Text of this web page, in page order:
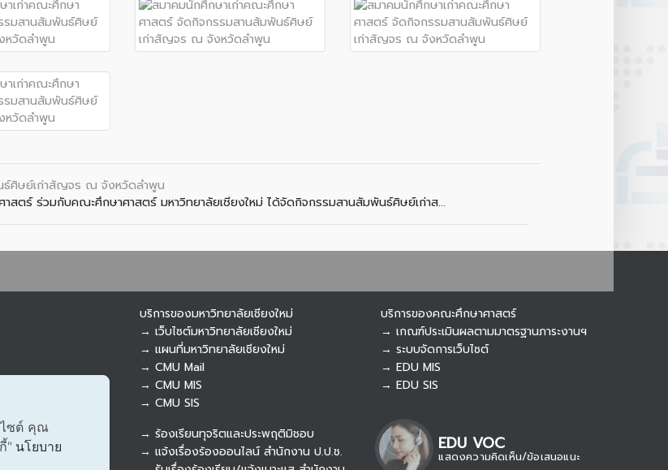
ธ์ศิษย์เก่าสัญจร ณ จังหวัดลำพูน
ตร์ ร่วมกับคณะศึกษาศาสตร์ มหาวิทยาลัยเชียงใหม่ ได้จัดกิจกรรมสานสัมพันธ์ศิษย์เก่าส...
บริการของมหาวิทยาลัยเชียงใหม่
→ เว็บไซต์มหาวิทยาลัยเชียงใหม่
→ แผนที่มหาวิทยาลัยเชียงใหม่
→ CMU Mail
→ CMU MIS
→ CMU SIS
บริการของคณะศึกษาศาสตร์
→ เกณฑ์ประเมินผลตามมาตรฐานภาระงานฯ
→ ระบบจัดการเว็บไซต์
→ EDU MIS
→ EDU SIS
→ ร้องเรียนทุจริตและประพฤติมิชอบ
→ แจ้งเรื่องร้องออนไลน์ สำนักงาน ป.ป.ช.
EDU VOC
แสดงความคิดเห็น/ข้อเสนอแนะ
ไซต์ คุณ
" นโยบาย